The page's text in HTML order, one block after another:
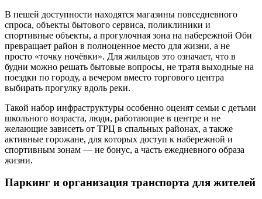
В пешей доступности находятся магазины повседневного
спроса, объекты бытового сервиса, поликлиники и
спортивные объекты, а прогулочная зона на набережной Оби
превращает район в полноценное место для жизни, а не
просто «точку ночёвки». Для жильцов это означает, что в
будни можно решать бытовые вопросы, не тратя выходные на
поездки по городу, а вечером вместо торгового центра
выбирать прогулку вдоль реки.
Такой набор инфраструктуры особенно оценят семьи с детьми
школьного возраста, люди, работающие в центре и не
желающие зависеть от ТРЦ в спальных районах, а также
активные горожане, для которых доступ к набережной и
спортивным зонам — не бонус, а часть ежедневного образа
жизни.
Паркинг и организация транспорта для жителей